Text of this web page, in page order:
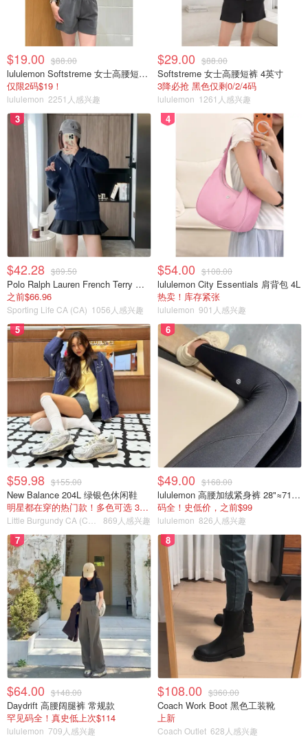
这两款比较雷同，都还蛮喜欢💕显手白，也不单调，各有特
色。是我最喜欢的水蜜桃🍑的感觉。
豆沙色不适合我，但是这种亮片的搭配和设计不错，自己
DIY的时候可以多尝试一些。
碎碎念模式🔛：
指甲基础不太好的情况下好好修剪指甲保养指甲真的蛮重要
的。我以前有一阵指甲变得凹凸不平，新长出来的指甲坑坑
洼洼的，吓死我了。后来认识到是那一阵缺乏营养，调整了
饮食后就改善了。果然不能乱吃东西也不能瞎节食，不然就
是掉头发，指甲凹凸不平，心情不好…真的没有什么比健康
更重要了。
我最喜欢的春夏，最爱的季节，最爱的天气，配上最爱的色
彩，最爱的人，就是最美的世界。
手工DIY
$19.00 $88.00
lululemon Softstreme 女士高腰短裤 10cm
仅限2码$19！
lululemon 2251人感兴趣
$29.00 $88.00
Softstreme 女士高腰短裤 4英寸
3降必抢 黑色仅剩0/2/4码
lululemon 1261人感兴趣
3
$42.28 $89.50
Polo Ralph Lauren French Terry 女童连帽卫衣 7-16码
之前$66.96
Sporting Life CA (CA) 1056人感兴趣
4
$54.00 $108.00
lululemon City Essentials 肩背包 4L
热卖！库存紧张
lululemon 901人感兴趣
5
$59.98 $155.00
New Balance 204L 绿银色休闲鞋
明星都在穿的热门款！多色可选 3.8折
869人感兴趣
6
$49.00 $168.00
lululemon 高腰加绒紧身裤 28"≈71cm 5个口袋
码全！史低价，之前$99
lululemon 826人感兴趣
7
$64.00 $148.00
Daydrift 高腰阔腿裤 常规款
罕见码全！真史低上次$114
lululemon 709人感兴趣
8
$108.00 $360.00
Coach Work Boot 黑色工装靴
上新
Coach Outlet 628人感兴趣